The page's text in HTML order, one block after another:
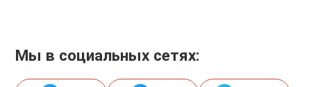
Мы в социальных сетях: